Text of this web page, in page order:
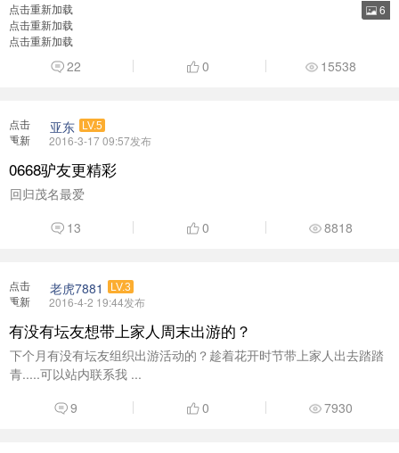
6
点击重新加载
点击重新加载
点击重新加载
22 0 15538
点击
重新
亚东 LV.5
2016-3-17 09:57发布
0668驴友更精彩
回归茂名最爱
13
0 8818
点击
重新
老虎7881 LV.3
2016-4-2 19:44发布
有没有坛友想带上家人周末出游的？
下个月有没有坛友组织出游活动的？趁着花开时节带上家人出去踏踏
青.....可以站内联系我 ...
9
0 7930